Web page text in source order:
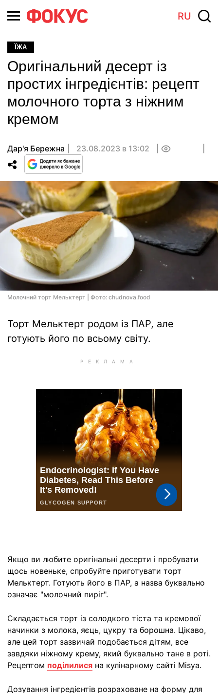
RU
ЇЖА
Оригінальний десерт із
простих інгредієнтів: рецепт
молочного торта з ніжним
кремом
Дар'я Бережна 23.08.2023 в 13:02
Молочний торт Мельктерт | Фото: chudnova.food
Торт Мельктерт родом із ПАР, але
готують його по всьому світу.
Якщо ви любите оригінальні десерти і пробувати
щось новеньке, спробуйте приготувати торт
Мельктерт. Готують його в ПАР, а назва буквально
означає "молочний пиріг".
Складається торт із солодкого тіста та кремової
начинки з молока, яєць, цукру та борошна. Цікаво,
але цей торт зазвичай подобається дітям, все
завдяки ніжному крему, який буквально тане в роті.
Рецептом поділилися на кулінарному сайті Misya.
Дозування інгредієнтів розраховане на форму для